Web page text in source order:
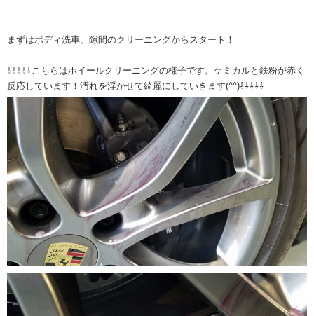
まずはボディ洗車、隙間のクリーニングからスタート！
⇩⇩⇩⇩⇩こちらはホイールクリーニングの様子です。ケミカルと鉄粉が赤く
反応しています！汚れを浮かせて綺麗にしていきます(^^)⇩⇩⇩⇩⇩